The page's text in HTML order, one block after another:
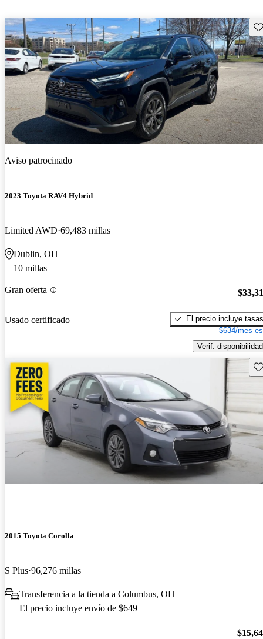
Aviso patrocinado
2023 Toyota RAV4 Hybrid
Limited AWD 69,483 millas
Dublin, OH
10 millas
Gran oferta
Usado certificado
El precio incluye tasas
$634/mes
Verif. disponibilidad
2015 Toyota Corolla
S Plus 96,276 millas
Transferencia a la tienda a Columbus, OH
El precio incluye envío de $649